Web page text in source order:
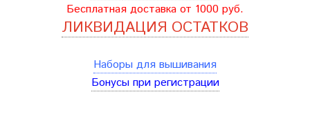
Бесплатная доставка от 1000 руб.
ЛИКВИДАЦИЯ ОСТАТКОВ
Наборы для вышивания
Бонусы при регистрации